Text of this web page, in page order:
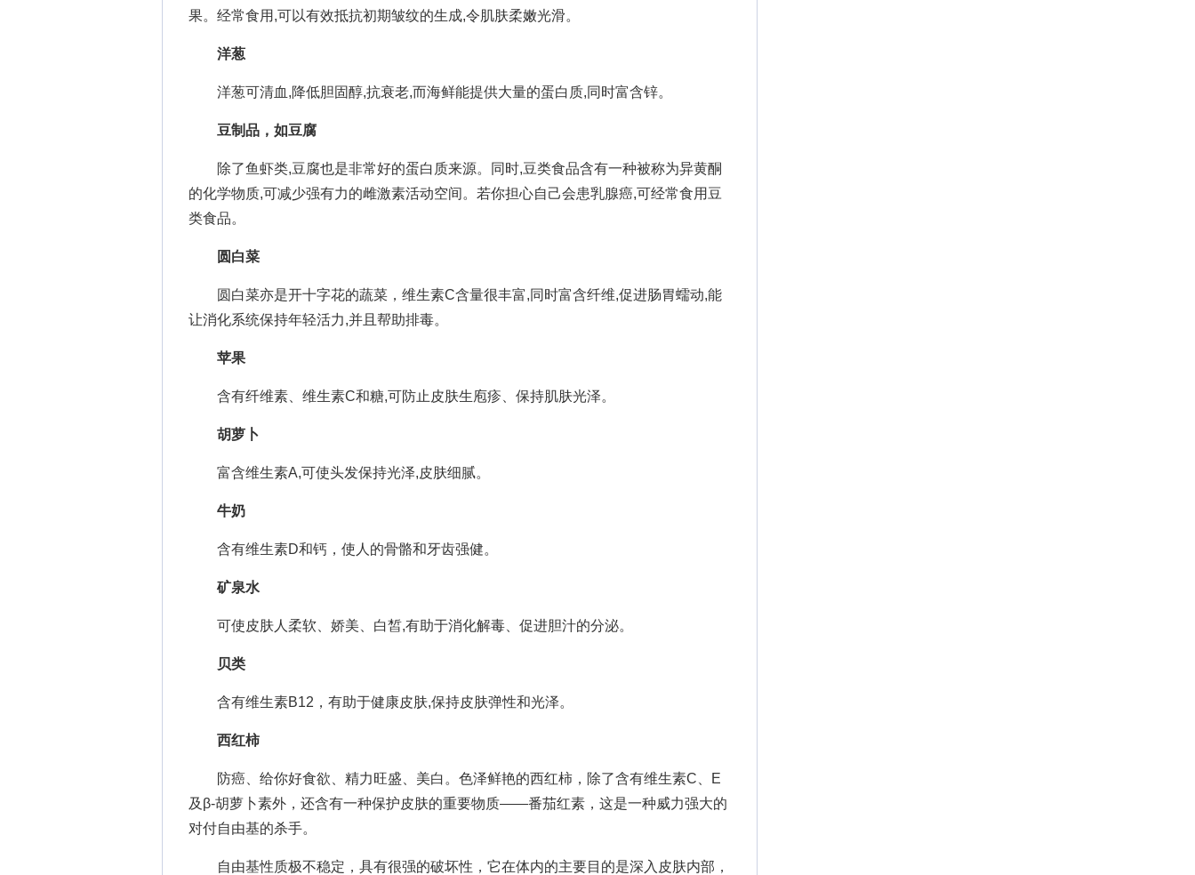
果。经常食用,可以有效抵抗初期皱纹的生成,令肌肤柔嫩光滑。
洋葱
洋葱可清血,降低胆固醇,抗衰老,而海鲜能提供大量的蛋白质,同时富含锌。
豆制品，如豆腐
除了鱼虾类,豆腐也是非常好的蛋白质来源。同时,豆类食品含有一种被称为异黄酮
的化学物质,可减少强有力的雌激素活动空间。若你担心自己会患乳腺癌,可经常食用豆
类食品。
圆白菜
圆白菜亦是开十字花的蔬菜，维生素C含量很丰富,同时富含纤维,促进肠胃蠕动,能
让消化系统保持年轻活力,并且帮助排毒。
苹果
含有纤维素、维生素C和糖,可防止皮肤生庖疹、保持肌肤光泽。
胡萝卜
富含维生素A,可使头发保持光泽,皮肤细腻。
牛奶
含有维生素D和钙，使人的骨骼和牙齿强健。
矿泉水
可使皮肤人柔软、娇美、白皙,有助于消化解毒、促进胆汁的分泌。
贝类
含有维生素B12，有助于健康皮肤,保持皮肤弹性和光泽。
西红柿
防癌、给你好食欲、精力旺盛、美白。色泽鲜艳的西红柿，除了含有维生素C、E
及β-胡萝卜素外，还含有一种保护皮肤的重要物质——番茄红素，这是一种威力强大的
对付自由基的杀手。
自由基性质极不稳定，具有很强的破坏性，它在体内的主要目的是深入皮肤内部，